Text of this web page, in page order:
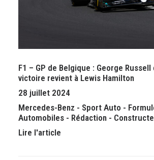
F1 – GP de Belgique : George
victoire revient à Lewis Hamilton
28 juillet 2024
Mercedes-Benz - Sport Auto -
Automobiles - Rédaction -
Lire l'article